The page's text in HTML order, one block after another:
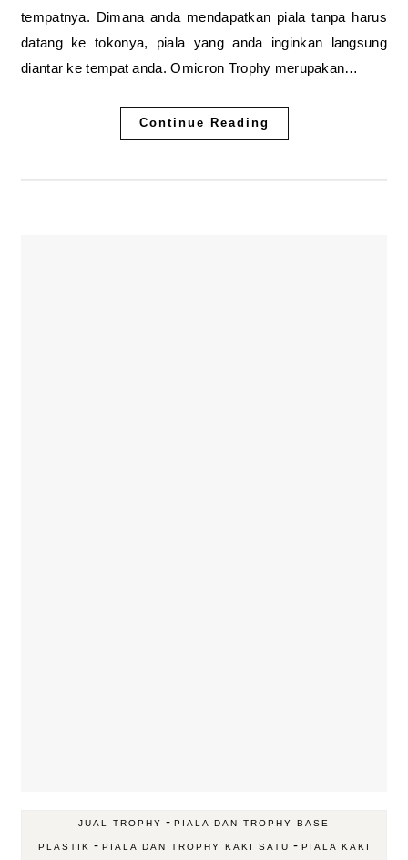
tempatnya. Dimana anda mendapatkan piala tanpa harus
datang ke tokonya, piala yang anda inginkan langsung
diantar ke tempat anda. Omicron Trophy merupakan…
Continue Reading
JUAL TROPHY - PIALA DAN TROPHY BASE
PLASTIK - PIALA DAN TROPHY KAKI SATU - PIALA KAKI